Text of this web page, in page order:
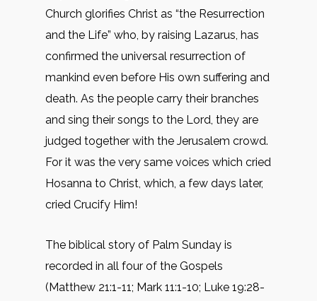
Church glorifies Christ as “the Resurrection
and the Life” who, by raising Lazarus, has
confirmed the universal resurrection of
mankind even before His own suffering and
death. As the people carry their branches
and sing their songs to the Lord, they are
judged together with the Jerusalem crowd.
For it was the very same voices which cried
Hosanna to Christ, which, a few days later,
cried Crucify Him!
The biblical story of Palm Sunday is
recorded in all four of the Gospels
(Matthew 21:1-11; Mark 11:1-10; Luke 19:28-